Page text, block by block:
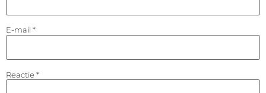
E-mail *
Reactie *